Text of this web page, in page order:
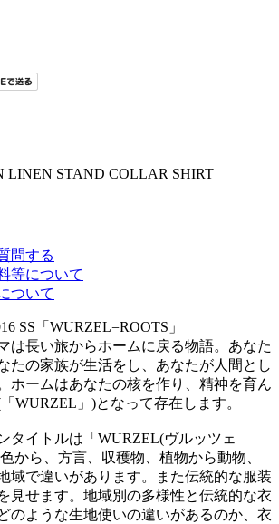
LINEN STAND COLLAR SHIRT
問する
等について
ついて
SS「WURZEL=ROOTS」
は長い旅からホームに戻る物語。あなた
たの家族が生活をし、あなたが人間とし
ホームはあなたの核を作り、精神を育ん
WURZEL」)となって存在します。
タイトルは「WURZEL(ヴルッツェ
から、方言、収穫物、植物から動物、
域で違いがあります。また伝統的な服装
見せます。地域別の多様性と伝統的な衣
のような生地使いの違いがあるのか、衣